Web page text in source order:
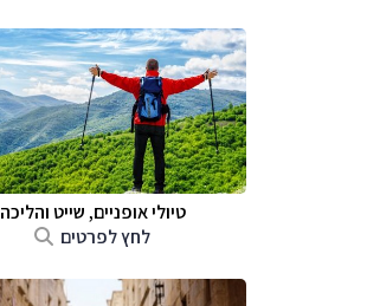
טיולי אופניים, שייט והליכה
לחץ לפרטים